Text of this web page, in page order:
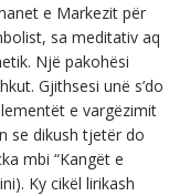
e Markezit për
sa meditativ aq
Një pakohësi
Gjithsesi unë s’do
e vargëzimit
se dikush tjetër do
mbi “Kangët e
Ky cikël lirikash